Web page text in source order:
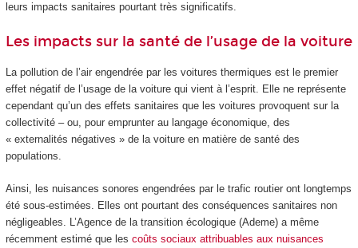
leurs impacts sanitaires pourtant très significatifs.
Les impacts sur la santé de l’usage de la voiture
La pollution de l’air engendrée par les voitures thermiques est le premier
effet négatif de l’usage de la voiture qui vient à l’esprit. Elle ne représente
cependant qu’un des effets sanitaires que les voitures provoquent sur la
collectivité – ou, pour emprunter au langage économique, des
« externalités négatives » de la voiture en matière de santé des
populations.
Ainsi, les nuisances sonores engendrées par le trafic routier ont longtemps
été sous-estimées. Elles ont pourtant des conséquences sanitaires non
négligeables. L’Agence de la transition écologique (Ademe) a même
récemment estimé que les coûts sociaux attribuables aux nuisances